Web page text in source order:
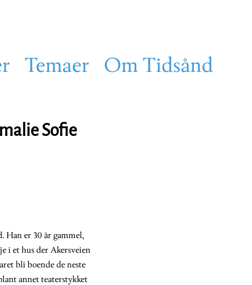
Temaer Om Tidsånd
Sofie
Han er 30 år gammel,
i et hus der Akersveien
bli boende de neste
annet teaterstykket